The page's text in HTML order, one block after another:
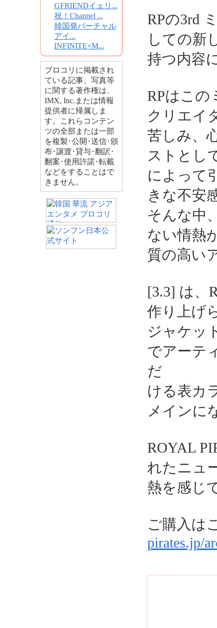
GFRIENDイェリ...
祝！Channel ...
韓国発バーチャル
アイ...
INFINITE×M...
ブロコリに掲載され
ている記事、写真等
に関する著作権は、
IMX, Inc.または情報
提供者に帰属しま
す。これらコンテン
ツの全部または一部
を複製･公開･送信･頒
布･譲渡･貸与･翻訳･
翻案･使用許諾･転載
などをすることはで
きません。
RPの3rd
しての新
持つ内容
RPはこの
クリエイ
苦しみ、
ストとし
によって
きな不安
そんな中
ない情熱
質の高い
[3.3] は、
作り上げ
ジャケッ
でアーテ
だ
ける表カ
メインに
ROYAL
れたニュ
熱を感じ
ご購入
pirates.jp/